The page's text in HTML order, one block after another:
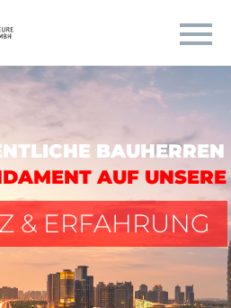
BAUHERREN
AUF UNSERE
& ERFAHRUNG